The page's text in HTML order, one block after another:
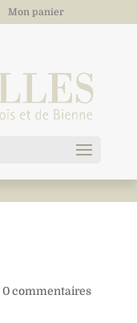
Mon panier
0 commentaires